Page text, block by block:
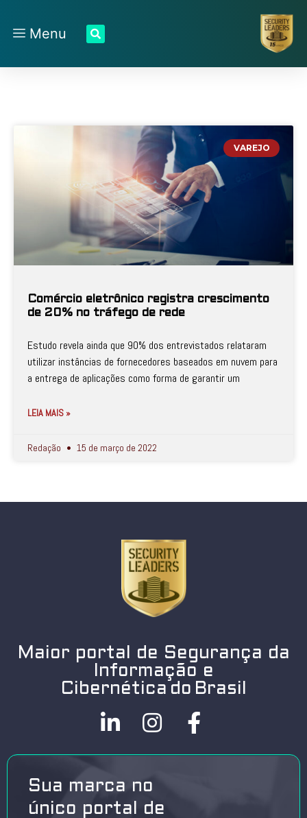
Menu
VAREJO
Comércio eletrônico registra crescimento
de 20% no tráfego de rede
Estudo revela ainda que 90% dos entrevistados relataram
utilizar instâncias de fornecedores baseados em nuvem para
a entrega de aplicações como forma de garantir um
LEIA MAIS »
Redação 15 de março de 2022
Maior portal de Segurança da
Informação e
Cibernética do Brasil
Sua marca no
único portal de